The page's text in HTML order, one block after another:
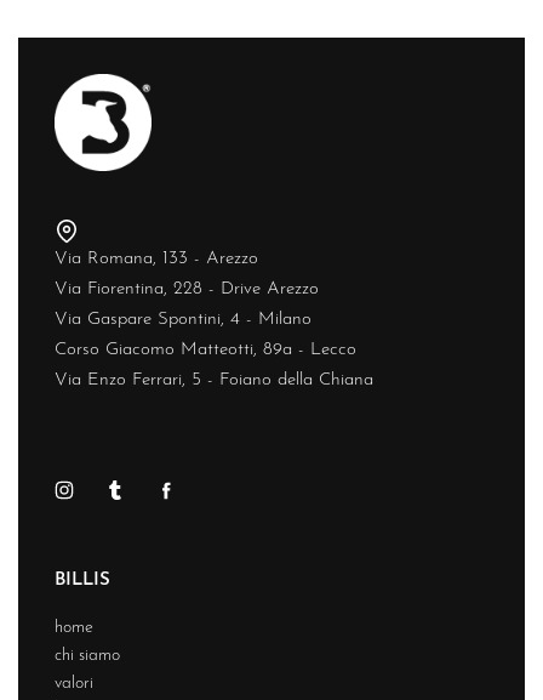
Via Romana, 133 - Arezzo
Via Fiorentina, 228 - Drive Arezzo
Via Gaspare Spontini, 4 - Milano
Corso Giacomo Matteotti, 89a - Lecco
Via Enzo Ferrari, 5 - Foiano della Chiana
BILLIS
home
chi siamo
valori